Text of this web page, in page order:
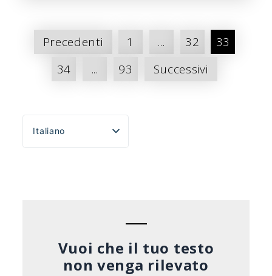
Paginazione
Precedenti 1 ... 32
33
34
... 93 Successivi
Italiano
English
Vuoi che il tuo testo
non venga rilevato